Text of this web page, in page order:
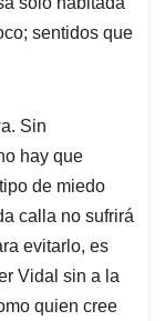
sentidos que
Sin
hay que
de miedo
calla no sufrirá
evitarlo, es
Vidal sin a la
quien cree